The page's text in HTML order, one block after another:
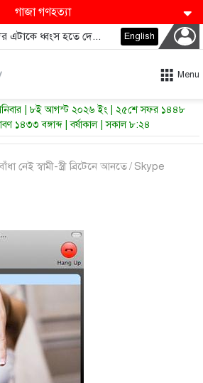
গাজা গণহত্যা
আইসিসির প্রতিষ্ঠাতাদের এটাকে ধ্বংস হতে দেওয়া উচিত নয় English
Menu
| ৮ই আগস্ট ২০২৬ ইং | ২৫শে সফর ১৪৪৮
১৪৩৩ বঙ্গাব্দ | বর্ষাকাল | সকাল ৮:২৪
নেই স্বামী-স্ত্রী ব্রিটেনে আনতে/ Skype